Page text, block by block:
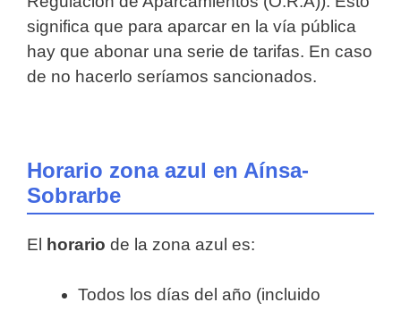
significa que para aparcar en la vía pública
hay que abonar una serie de tarifas. En caso
de no hacerlo seríamos sancionados.
Horario zona azul en Aínsa-
Sobrarbe
El horario de la zona azul es:
Todos los días del año (incluido